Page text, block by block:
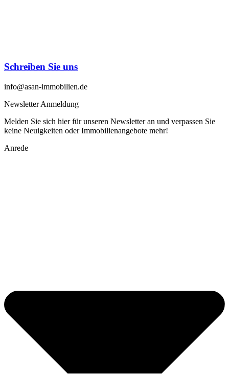
Schreiben Sie uns
info@asan-immobilien.de
Newsletter Anmeldung
Melden Sie sich hier für unseren Newsletter an und verpassen Sie
keine Neuigkeiten oder Immobilienangebote mehr!
Anrede